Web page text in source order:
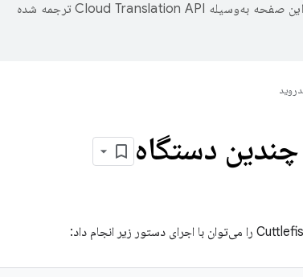
این صفحه به‌وسیله
ترجمه شده
دستگاه